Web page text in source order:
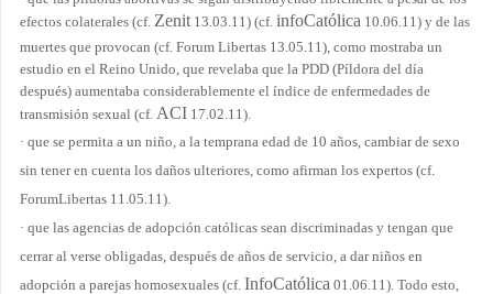
efectos colaterales (cf. Zenit13.03.11) (cf. infoCatólica 10.06.11) y de las
muertes que provocan (cf. Forum Libertas 13.05.11), como mostraba un
estudio en el Reino Unido, que revelaba que la PDD (Píldora del día
después) aumentaba considerablemente el índice de enfermedades de
transmisión sexual (cf. ACI 17.02.11).
· que se permita a un niño, a la temprana edad de 10 años, cambiar de sexo
sin tener en cuenta los daños ulteriores, como afirman los expertos (cf.
ForumLibertas 11.05.11).
· que las agencias de adopción católicas sean discriminadas y tengan que
cerrar al verse obligadas, después de años de servicio, a dar niños en
adopción a parejas homosexuales (cf. InfoCatólica 01.06.11). Todo esto,